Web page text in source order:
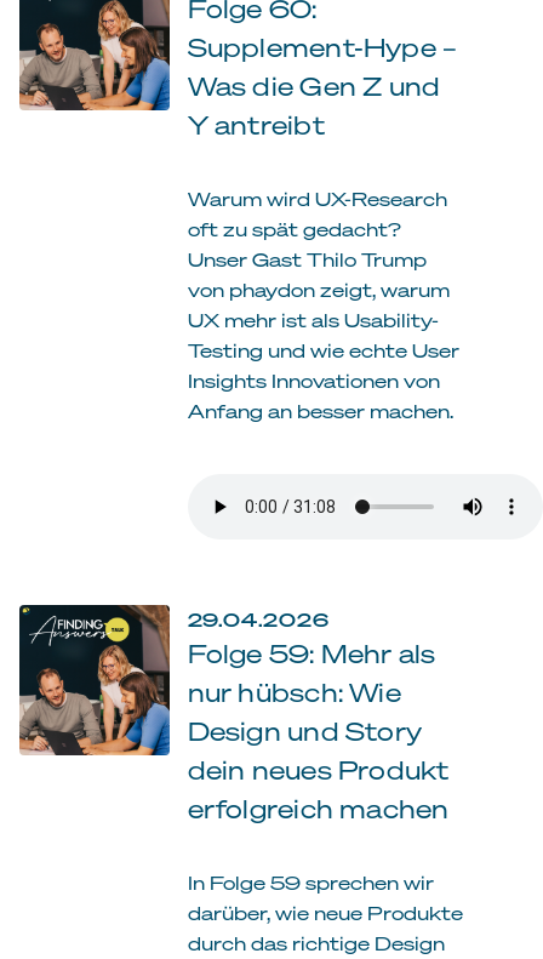
Folge 60:
Supplement-Hype –
Was die Gen Z und
Y antreibt
Warum wird UX-Research
oft zu spät gedacht?
Unser Gast Thilo Trump
von phaydon zeigt, warum
UX mehr ist als Usability-
Testing und wie echte User
Insights Innovationen von
Anfang an besser machen.
29.04.2026
Folge 59: Mehr als
nur hübsch: Wie
Design und Story
dein neues Produkt
erfolgreich machen
In Folge 59 sprechen wir
darüber, wie neue Produkte
durch das richtige Design